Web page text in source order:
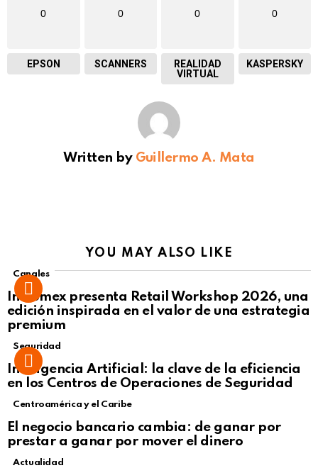
0
EPSON
0
SCANNERS
0
REALIDAD
VIRTUAL
0
KASPERSKY
Written by Guillermo A. Mata
YOU MAY ALSO LIKE
Canales
Intcomex presenta Retail Workshop 2026, una
edición inspirada en el valor de una estrategia
premium
Seguridad
Inteligencia Artificial: la clave de la eficiencia
en los Centros de Operaciones de Seguridad
Centroamérica y el Caribe
El negocio bancario cambia: de ganar por
prestar a ganar por mover el dinero
Actualidad